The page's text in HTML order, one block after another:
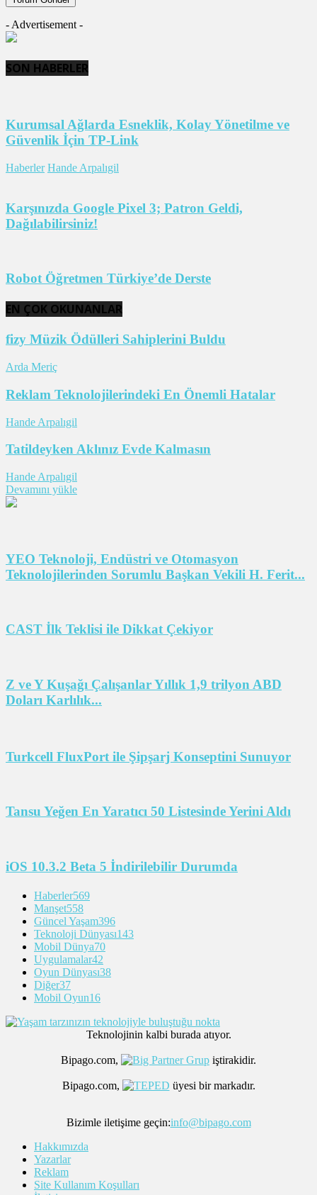
- Advertisement -
SON HABERLER
Kurumsal Ağlarda Esneklik, Kolay Yönetilme ve
Güvenlik İçin TP-Link
Haberler Hande Arpalıgil
Karşınızda Google Pixel 3; Patron Geldi,
Dağılabilirsiniz!
Robot Öğretmen Türkiye’de Derste
EN ÇOK OKUNANLAR
fizy Müzik Ödülleri Sahiplerini Buldu
Arda Meriç
Reklam Teknolojilerindeki En Önemli Hatalar
Hande Arpalıgil
Tatildeyken Aklınız Evde Kalmasın
Hande Arpalıgil
Devamını yükle
YEO Teknoloji, Endüstri ve Otomasyon
Teknolojilerinden Sorumlu Başkan Vekili H. Ferit...
CAST İlk Teklisi ile Dikkat Çekiyor
Z ve Y Kuşağı Çalışanlar Yıllık 1,9 trilyon ABD
Doları Karlılık...
Turkcell FluxPort ile Şipşarj Konseptini Sunuyor
Tansu Yeğen En Yaratıcı 50 Listesinde Yerini Aldı
iOS 10.3.2 Beta 5 İndirilebilir Durumda
Haberler569
Manşet558
Güncel Yaşam396
Teknoloji Dünyası143
Mobil Dünya70
Uygulamalar42
Oyun Dünyası38
Diğer37
Mobil Oyun16
Teknolojinin kalbi burada atıyor.
Bipago.com, iştirakidir.
Bipago.com, üyesi bir markadır.
Bizimle iletişime geçin:info@bipago.com
Hakkımızda
Yazarlar
Reklam
Site Kullanım Koşulları